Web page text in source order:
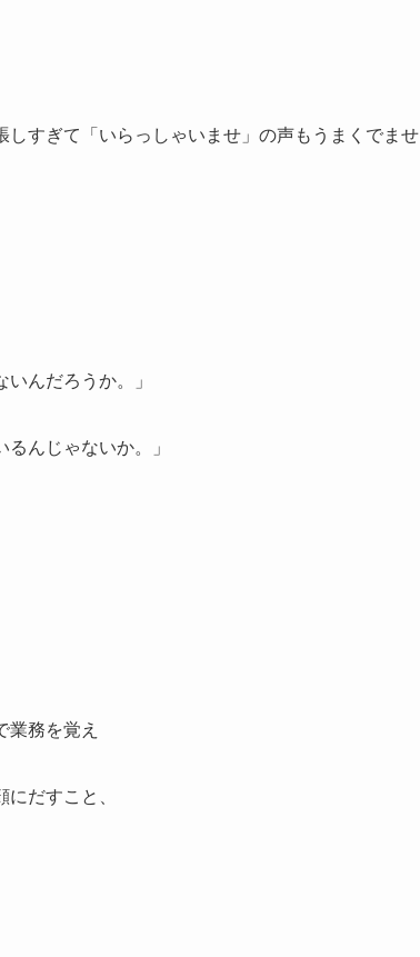
すぎて「いらっしゃいませ」の声もうまくでませ
んだろうか。」
んじゃないか。」
業務を覚え
だすこと、